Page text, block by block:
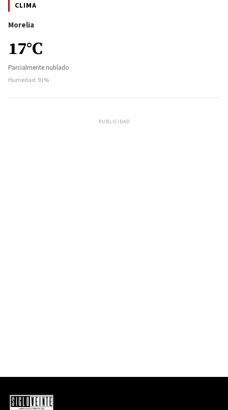
CLIMA
Morelia
17°C
Parcialmente nublado
Humedad: 91%
PUBLICIDAD